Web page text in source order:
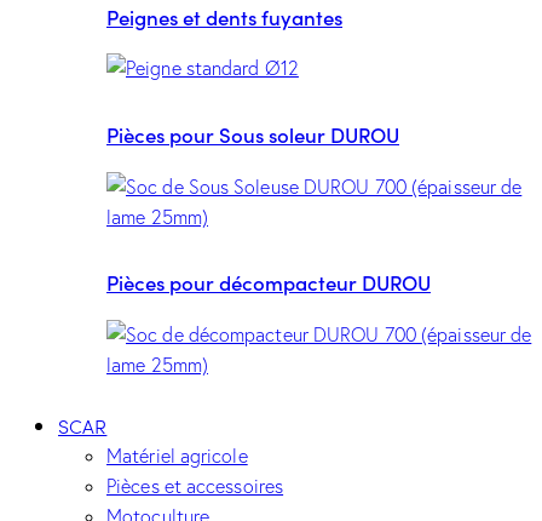
Peignes et dents fuyantes
Pièces pour Sous soleur DUROU
Pièces pour décompacteur DUROU
SCAR
Matériel agricole
Pièces et accessoires
Motoculture